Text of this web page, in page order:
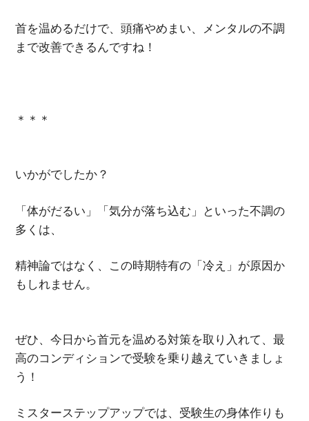
首を温めるだけで、頭痛やめまい、メンタルの不調
まで改善できるんですね！
＊＊＊
いかがでしたか？
「体がだるい」「気分が落ち込む」といった不調の
多くは、
精神論ではなく、この時期特有の「冷え」が原因か
もしれません。
ぜひ、今日から首元を温める対策を取り入れて、最
高のコンディションで受験を乗り越えていきましょ
う！
ミスターステップアップでは、受験生の身体作りも